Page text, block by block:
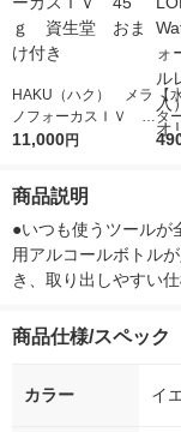
HAKU（ハク） メラ
ノフォーカスＩＶ 4
5ｇ 資生堂 おまけ
11,000円
【
タ
r（
商品説明
●いつも使うツールが
用アルコールボトル
き、取り出しやすい仕
商品仕様/スペック
カラー イ